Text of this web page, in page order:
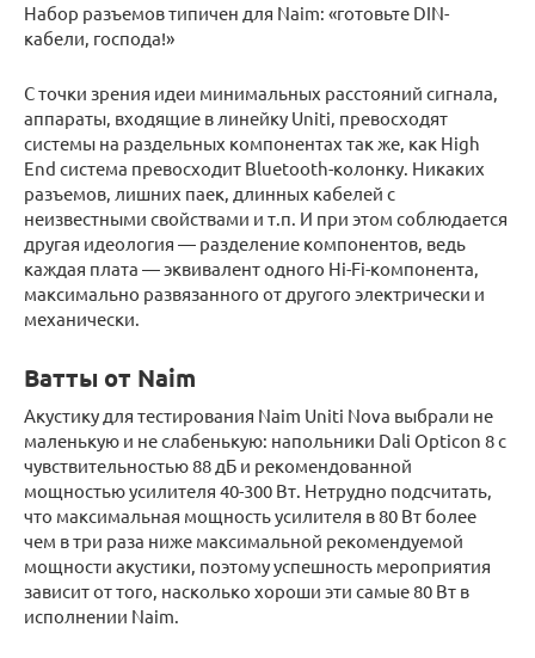
Набор разъемов типичен для Naim: «готовьте DIN-
кабели, господа!»
С точки зрения идеи минимальных расстояний сигнала,
аппараты, входящие в линейку Uniti, превосходят
системы на раздельных компонентах так же, как High
End система превосходит Bluetooth-колонку. Никаких
разъемов, лишних паек, длинных кабелей с
неизвестными свойствами и т.п. И при этом соблюдается
другая идеология — разделение компонентов, ведь
каждая плата — эквивалент одного Hi-Fi-компонента,
максимально развязанного от другого электрически и
механически.
Ватты от Naim
Акустику для тестирования Naim Uniti Nova выбрали не
маленькую и не слабенькую: напольники Dali Opticon 8 с
чувствительностью 88 дБ и рекомендованной
мощностью усилителя 40-300 Вт. Нетрудно подсчитать,
что максимальная мощность усилителя в 80 Вт более
чем в три раза ниже максимальной рекомендуемой
мощности акустики, поэтому успешность мероприятия
зависит от того, насколько хороши эти самые 80 Вт в
исполнении Naim.